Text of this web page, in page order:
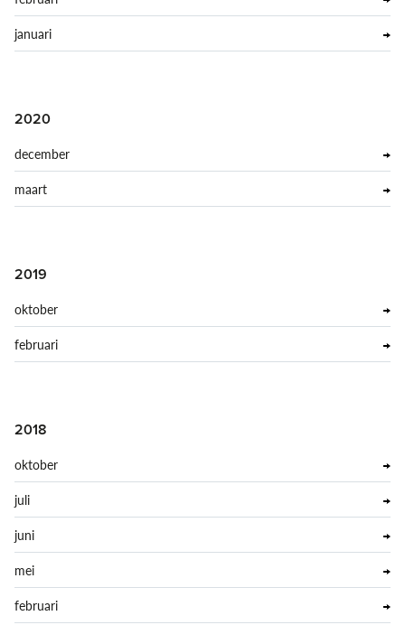
januari
2020
december
maart
2019
oktober
februari
2018
oktober
juli
juni
mei
februari